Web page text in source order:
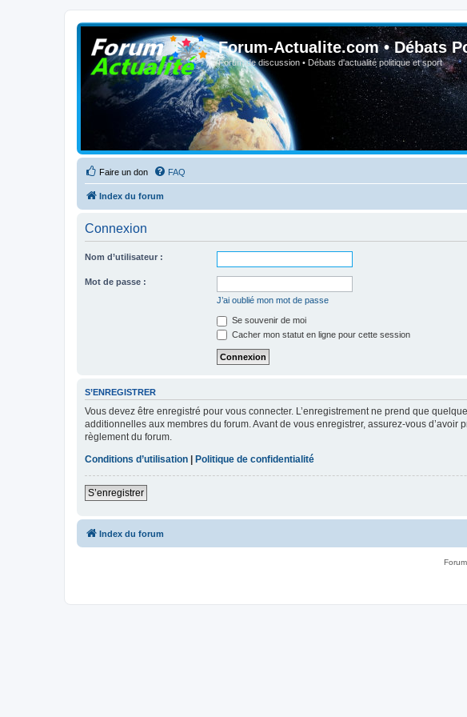
Forum-Actualite.com • Débats
Forum de discussion • Débats d'actualité politique et sport
Faire un don FAQ
Index du forum
Connexion
Nom d’utilisateur :
Mot de passe :
J’ai oublié mon mot de passe
Se souvenir de moi
Cacher mon statut en ligne pour cette session
S’ENREGISTRER
Vous devez être enregistré pour vous connecter. L’enregistrement ne prend que
additionnelles aux membres du forum. Avant de vous enregistrer, assurez-vous
règlement du forum.
Conditions d’utilisation | Politique de confidentialité
S’enregistrer
Index du forum